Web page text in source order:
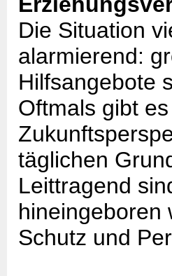
Die Situation
alarmierend:
Hilfsangebote
Oftmals gibt
täglichen
Leittragend
hineingeboren
Schutz und